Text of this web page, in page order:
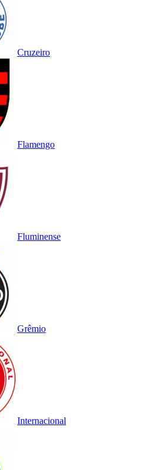
Cruzeiro
Flamengo
Fluminense
Grêmio
Internacional